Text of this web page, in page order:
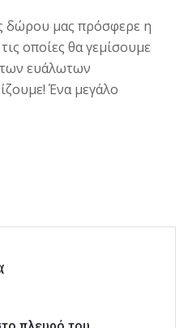
δώρου μας πρόσφερε η
οποίες θα γεμίσουμε
των ευάλωτων
Ένα μεγάλο